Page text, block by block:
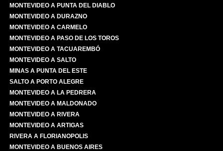
MONTEVIDEO A PUNTA DEL DIABLO
MONTEVIDEO A DURAZNO
MONTEVIDEO A CARMELO
MONTEVIDEO A PASO DE LOS TOROS
MONTEVIDEO A TACUAREMBÓ
MONTEVIDEO A SALTO
MINAS A PUNTA DEL ESTE
SALTO A PORTO ALEGRE
MONTEVIDEO A LA PEDRERA
MONTEVIDEO A MALDONADO
MONTEVIDEO A RIVERA
MONTEVIDEO A ARTIGAS
RIVERA A FLORIANOPOLIS
MONTEVIDEO A BUENOS AIRES